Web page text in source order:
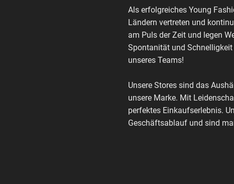
Als erfolgreiches Young
Ländern vertreten und
am Puls der Zeit und legen
Spontanität und
unseres Teams!
Unsere Stores sind das
unsere Marke. Mit
perfektes Einkaufserlebnis.
Geschäftsablauf und sind